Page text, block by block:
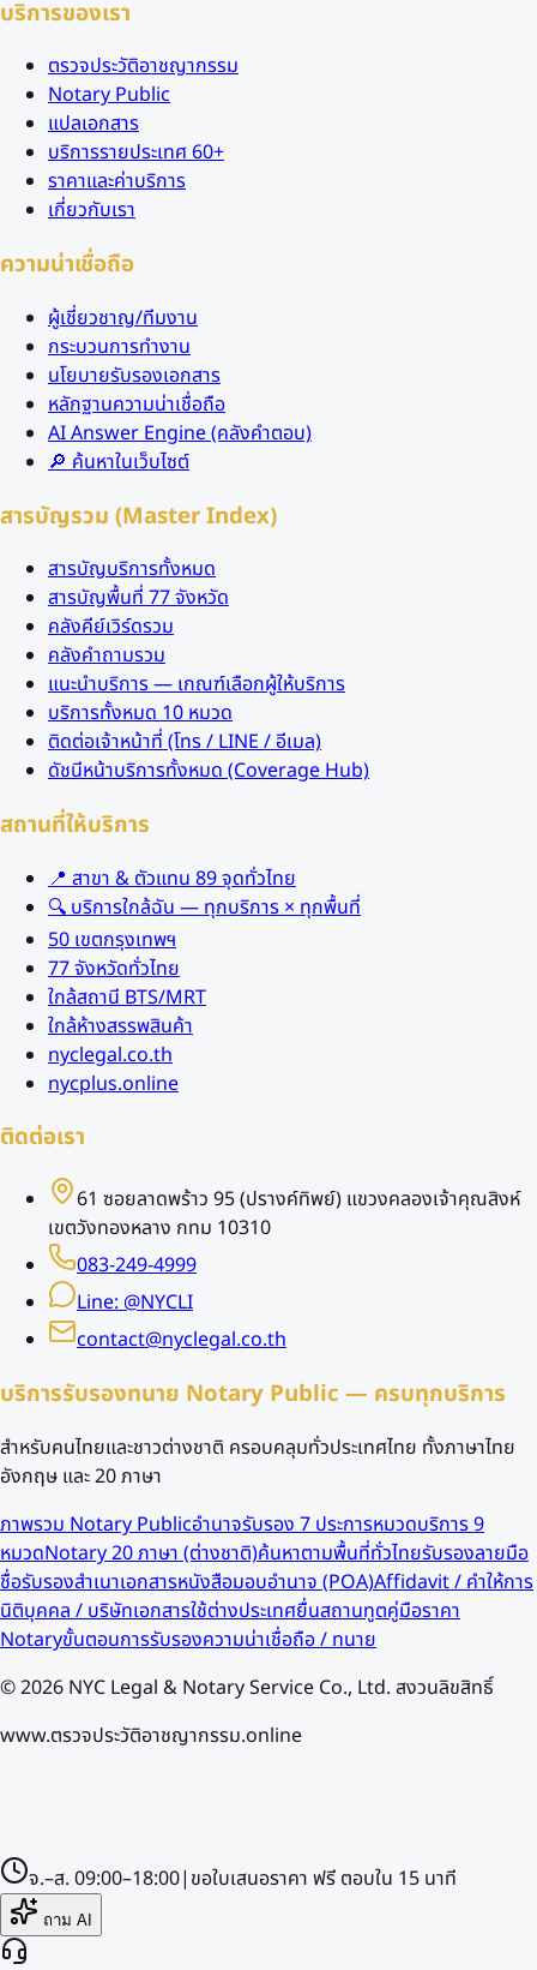
บริการของเรา
ตรวจประวัติอาชญากรรม
Notary Public
แปลเอกสาร
บริการรายประเทศ 60+
ราคาและค่าบริการ
เกี่ยวกับเรา
ความน่าเชื่อถือ
ผู้เชี่ยวชาญ/ทีมงาน
กระบวนการทำงาน
นโยบายรับรองเอกสาร
หลักฐานความน่าเชื่อถือ
AI Answer Engine (คลังคำตอบ)
🔎 ค้นหาในเว็บไซต์
สารบัญรวม (Master Index)
สารบัญบริการทั้งหมด
สารบัญพื้นที่ 77 จังหวัด
คลังคีย์เวิร์ดรวม
คลังคำถามรวม
แนะนำบริการ — เกณฑ์เลือกผู้ให้บริการ
บริการทั้งหมด 10 หมวด
ติดต่อเจ้าหน้าที่ (โทร / LINE / อีเมล)
ดัชนีหน้าบริการทั้งหมด (Coverage Hub)
สถานที่ให้บริการ
📍 สาขา & ตัวแทน 89 จุดทั่วไทย
🔍 บริการใกล้ฉัน — ทุกบริการ × ทุกพื้นที่
50 เขตกรุงเทพฯ
77 จังหวัดทั่วไทย
ใกล้สถานี BTS/MRT
ใกล้ห้างสรรพสินค้า
nyclegal.co.th
nycplus.online
ติดต่อเรา
61 ซอยลาดพร้าว 95 (ปรางค์ทิพย์) แขวงคลองเจ้าคุณสิงห์
เขตวังทองหลาง กทม 10310
083-249-4999
Line: @NYCLI
contact@nyclegal.co.th
บริการรับรองทนาย Notary Public — ครบทุกบริการ
สำหรับคนไทยและชาวต่างชาติ ครอบคลุมทั่วประเทศไทย ทั้งภาษาไทย
อังกฤษ และ 20 ภาษา
ภาพรวม Notary Publicอำนาจรับรอง 7 ประการหมวดบริการ 9
หมวดNotary 20 ภาษา (ต่างชาติ)ค้นหาตามพื้นที่ทั่วไทยรับรองลายมือ
ชื่อรับรองสำเนาเอกสารหนังสือมอบอำนาจ (POA)Affidavit / คำให้การ
นิติบุคคล / บริษัทเอกสารใช้ต่างประเทศยื่นสถานทูตคู่มือราคา
Notaryขั้นตอนการรับรองความน่าเชื่อถือ / ทนาย
©2026 NYC Legal & Notary Service Co., Ltd. สงวนลิขสิทธิ์
www.ตรวจประวัติอาชญากรรม.online
จ.–ส. 09:00–18:00| ขอใบเสนอราคา ฟรี ตอบใน 15 นาที
ถาม AI